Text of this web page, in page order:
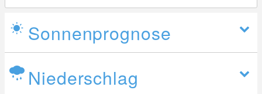
Sonnenprognose
Niederschlag